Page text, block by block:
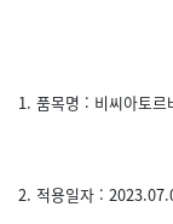
1. 품목명 : 비씨아토르
2. 적용일자 :